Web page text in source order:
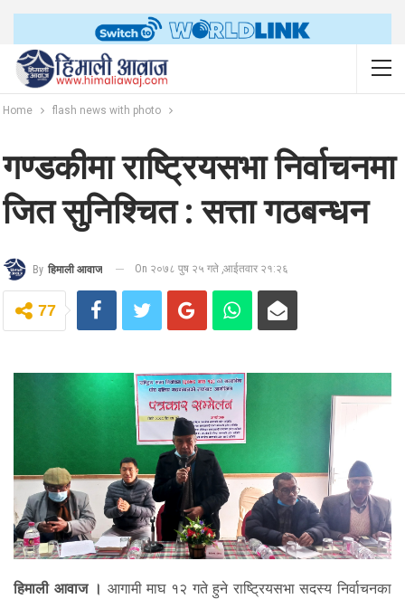
Home flash news with photo
गण्डकीमा राष्ट्रियसभा निर्वाचनमा
जित सुनिश्चित : सत्ता गठबन्धन
By हिमाली आवाज On २०७८ पुष २५ गते ,आईतवार २१:२६
77
हिमाली आवाज । आगामी माघ १२ गते हुने राष्ट्रियसभा सदस्य निर्वाचनका